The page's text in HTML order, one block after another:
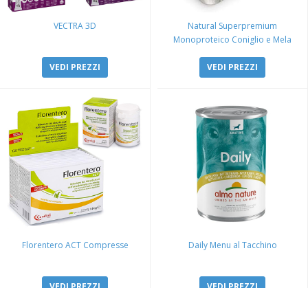
VECTRA 3D
VEDI PREZZI
Natural Superpremium
Monoproteico Coniglio e Mela
VEDI PREZZI
Florentero ACT Compresse Daily Menu al Tacchino